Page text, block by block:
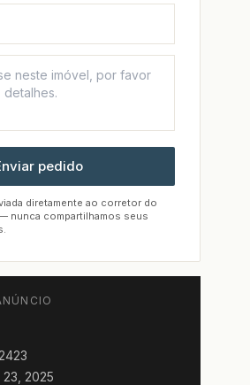
pedido
diretamente ao corretor do
nunca compartilhamos seus
2423
2025